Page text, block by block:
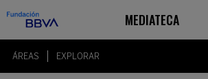
MEDIATECA
ÁREAS EXPLORAR